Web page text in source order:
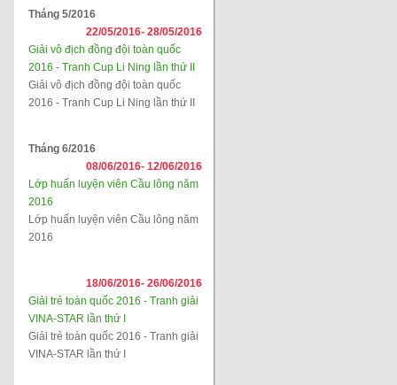
Tháng 5/2016
22/05/2016- 28/05/2016
Giải vô địch đồng đội toàn quốc
2016 - Tranh Cup Li Ning lần thứ II
Giải vô địch đồng đội toàn quốc
2016 - Tranh Cup Li Ning lần thứ II
Tháng 6/2016
08/06/2016- 12/06/2016
Lớp huấn luyện viên Cầu lông năm
2016
Lớp huấn luyện viên Cầu lông năm
2016
18/06/2016- 26/06/2016
Giải trẻ toàn quốc 2016 - Tranh giải
VINA-STAR lần thứ I
Giải trẻ toàn quốc 2016 - Tranh giải
VINA-STAR lần thứ I